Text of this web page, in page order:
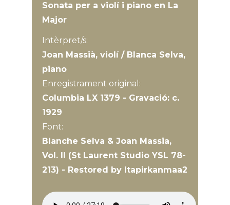
Sonata per a violí i piano en La
Major
Intèrpret/s:
Joan Massià, violí / Blanca Selva,
piano
Enregistrament original:
Columbia LX 1379 - Gravació: c.
1929
Font:
Blanche Selva & Joan Massia,
Vol. II (St Laurent Studio YSL 78-
213) - Restored by Itapirkanmaa2